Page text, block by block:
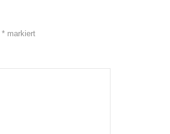
* markiert